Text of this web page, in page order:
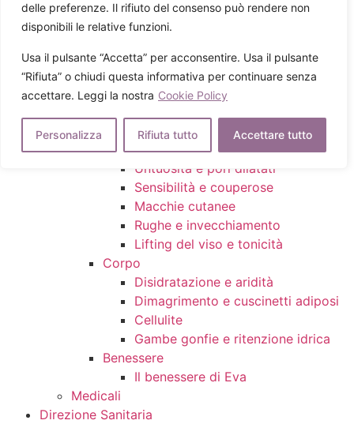
delle preferenze. Il rifiuto del consenso può rendere non
disponibili le relative funzioni.
Usa il pulsante “Accetta” per acconsentire. Usa il pulsante
“Rifiuta” o chiudi questa informativa per continuare senza
accettare. Leggi la nostra Cookie Policy
Personalizza Rifiuta tutto Accettare tutto
Home
Chi siamo
Il percorso del cliente
Le nostre SPA
Trattamenti
Disidratazione e aridità
Untuosità e pori dilatati
Sensibilità e couperose
Macchie cutanee
Rughe e invecchiamento
Lifting del viso e tonicità
Corpo
Disidratazione e aridità
Dimagrimento e cuscinetti adiposi
Cellulite
Gambe gonfie e ritenzione idrica
Benessere
Il benessere di Eva
Medicali
Direzione Sanitaria